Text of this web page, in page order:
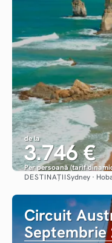
de la
3.746 €
Per persoană (tarif
DESTINAȚIISydney ·
Circuit
Septembrie